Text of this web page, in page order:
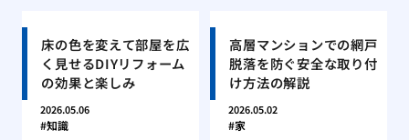
床の色を変えて部屋を広
く見せるDIYリフォーム
の効果と楽しみ
2026.05.06
知識
高層マンションでの網戸
脱落を防ぐ安全な取り付
け方法の解説
2026.05.02
家